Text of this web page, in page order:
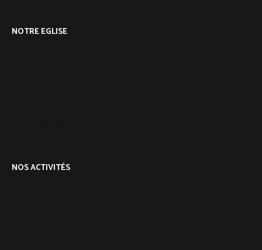
NOTRE EGLISE
NOS ACTIVITÉS